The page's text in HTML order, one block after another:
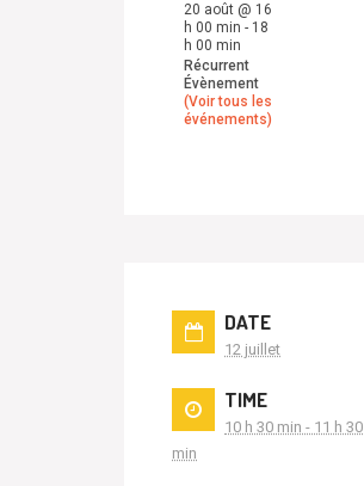
20 août @ 16
h 00 min - 18
h 00 min
Récurrent
Évènement
(Voir tous les
événements)
DATE
12 juillet
TIME
10 h 30 min - 11 h 30
min